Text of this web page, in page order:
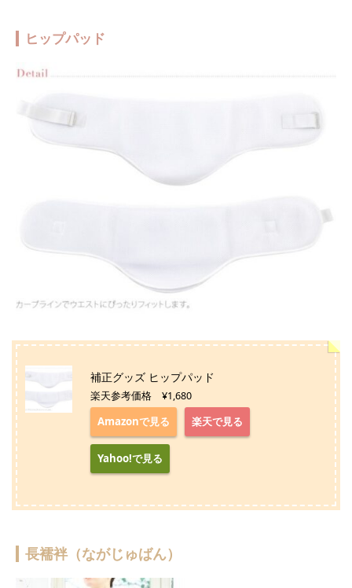
ヒップパッド
補正グッズ ヒップパッド
楽天参考価格 ¥1,680
Amazonで見る 楽天で見る
Yahoo!で見る
長襦袢（ながじゅばん）